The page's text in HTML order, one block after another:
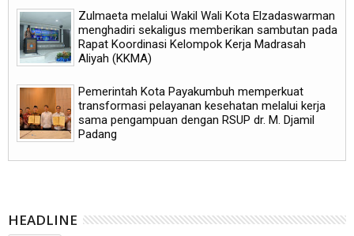
Zulmaeta melalui Wakil Wali Kota Elzadaswarman
menghadiri sekaligus memberikan sambutan pada
Rapat Koordinasi Kelompok Kerja Madrasah
Aliyah (KKMA)
Pemerintah Kota Payakumbuh memperkuat
transformasi pelayanan kesehatan melalui kerja
sama pengampuan dengan RSUP dr. M. Djamil
Padang
HEADLINE